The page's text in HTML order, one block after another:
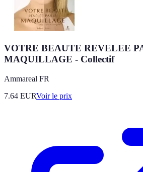
VOTRE BEAUTE REVELEE
MAQUILLAGE - Collectif
Ammareal FR
7.64 EURVoir le prix